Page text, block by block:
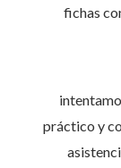
fichas
práctico y